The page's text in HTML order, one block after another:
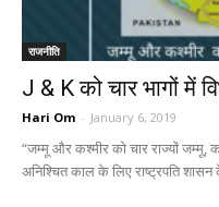
राजनीति
J & K को चार भागों में
Hari Om - January 6, 2019
“जम्मू और कश्मीर को चार राज्यों जम्मू,
अनिश्चित काल के लिए राष्ट्रपति